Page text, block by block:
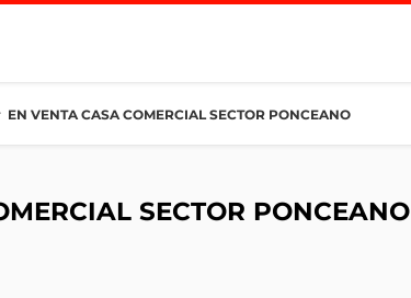
EN VENTA CASA COMERCIAL SECTOR PONCEANO
SECTOR PONCEANO